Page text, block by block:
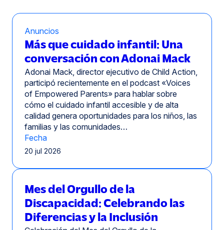
una
ventana)
Más que cuidado infantil: Una
conversación con Adonai Mack
Anuncios
Adonai Mack, director ejecutivo de Child Action,
participó recientemente en el podcast «Voices
of Empowered Parents» para hablar sobre
cómo el cuidado infantil accesible y de alta
calidad genera oportunidades para los niños, las
familias y las comunidades…
Fecha
20 jul 2026
Mes del Orgullo de la
Discapacidad: Celebrando las
Diferencias y la Inclusión